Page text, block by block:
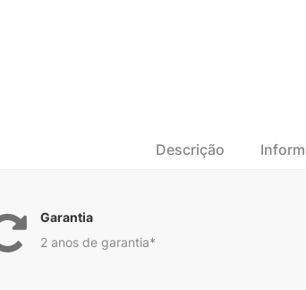
Descrição
Garantia
2 anos de garantia*